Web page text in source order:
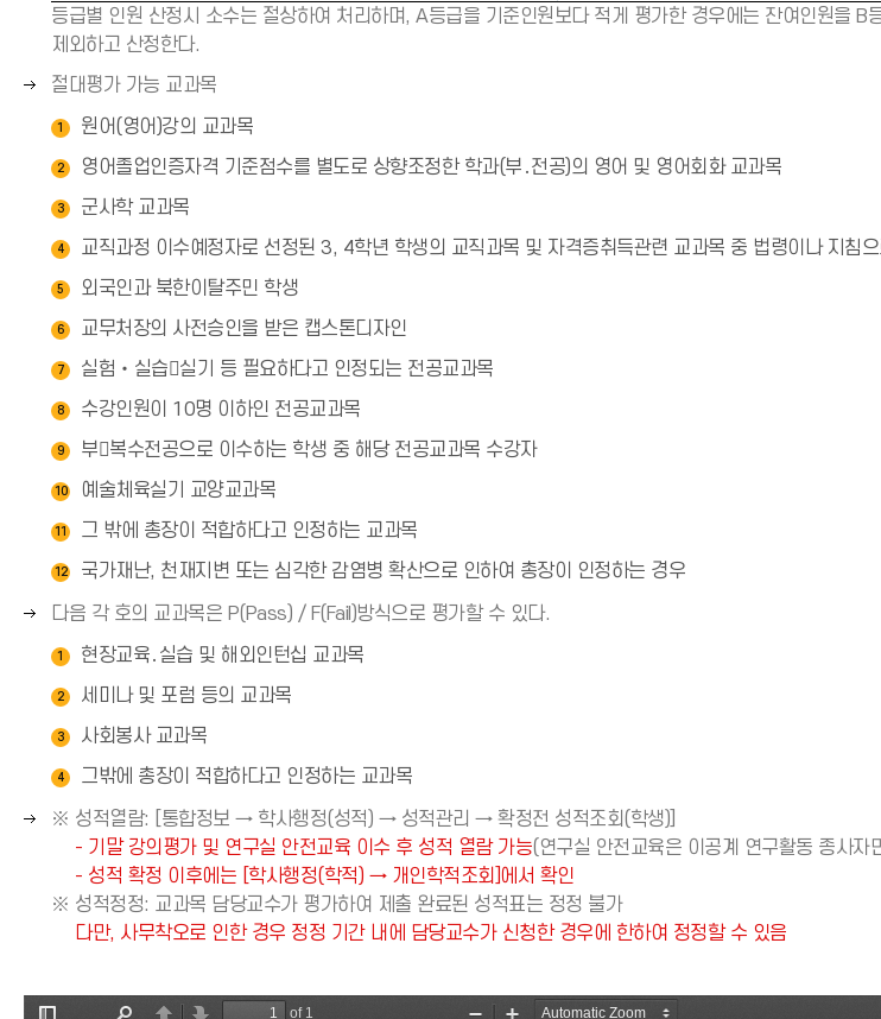
)등급별 인원 산정시 소수는 절상하여 처리하며, A등급을 기준인원보다 적게 평가한 경우에는 잔여인원을
제외하고 산정한다.
오
쪽
화
살
(
→
절대평가 가능 교과목
1 원어(영어)강의 교과목
2 영어졸업인증자격 기준점수를 별도로 상향조정한 학과(부․전공)의 영어 및 영어회화 교과목
3 군사학 교과목
4 교직과정 이수예정자로 선정된 3, 4학년 학생의 교직과목 및 자격증취득관련 교과목 중 법령이나 지침
5 외국인과 북한이탈주민 학생
6 교무처장의 사전승인을 받은 캡스톤디자인
7 실험‧실습실기 등 필요하다고 인정되는 전공교과목
8 수강인원이 10명 이하인 전공교과목
9 부복수전공으로 이수하는 학생 중 해당 전공교과목 수강자
10 예술체육실기 교양교과목
11 그 밖에 총장이 적합하다고 인정하는 교과목
12
국가재난, 천재지변 또는 심각한 감염병 확산으로 인하여 총장이 인정하는 경우
오
쪽
화
살
(
→
다음 각 호의 교과목은 P(Pass) / F(Fail)방식으로 평가할 수 있다.
1 현장교육․실습 및 해외인턴십 교과목
2 세미나 및 포럼 등의 교과목
3 사회봉사 교과목
4
그밖에 총장이 적합하다고 인정하는 교과목
오
화
※ 성적열람: [통합정보 → 학사행정(성적) → 성적관리 → 확정전 성적조회(학생)]
- 기말 강의평가 및 연구실 안전교육 이수 후 성적 열람 가능(연구실 안전교육은 이공계 연구활동 종사자
- 성적 확정 이후에는 [학사행정(학적) → 개인학적조회]에서 확인
※ 성적정정: 교과목 담당교수가 평가하여 제출 완료된 성적표는 정정 불가
다만, 사무착오로 인한 경우 정정 기간 내에 담당교수가 신청한 경우에 한하여 정정할 수 있음